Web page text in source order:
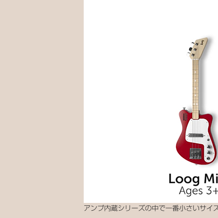
アンプ内蔵シリーズの中で一番小さいサイ